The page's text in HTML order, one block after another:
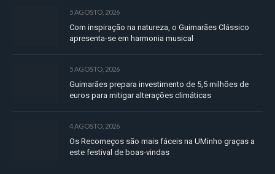
5 AGOSTO, 2026
Com inspiração na natureza, o Guimarães Clássico
apresenta-se em harmonia musical
5 AGOSTO, 2026
Guimarães prepara investimento de 5,5 milhões de
euros para mitigar alterações climáticas
4 AGOSTO, 2026
Os Recomeços são mais fáceis na UMinho graças a
este festival de boas-vindas